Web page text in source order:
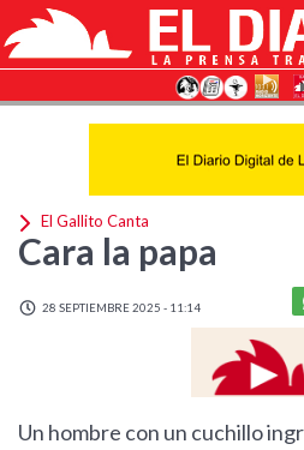
El Gallito Canta
Cara la papa
28 SEPTIEMBRE 2025 - 11:14
Un hombre con un cuchillo